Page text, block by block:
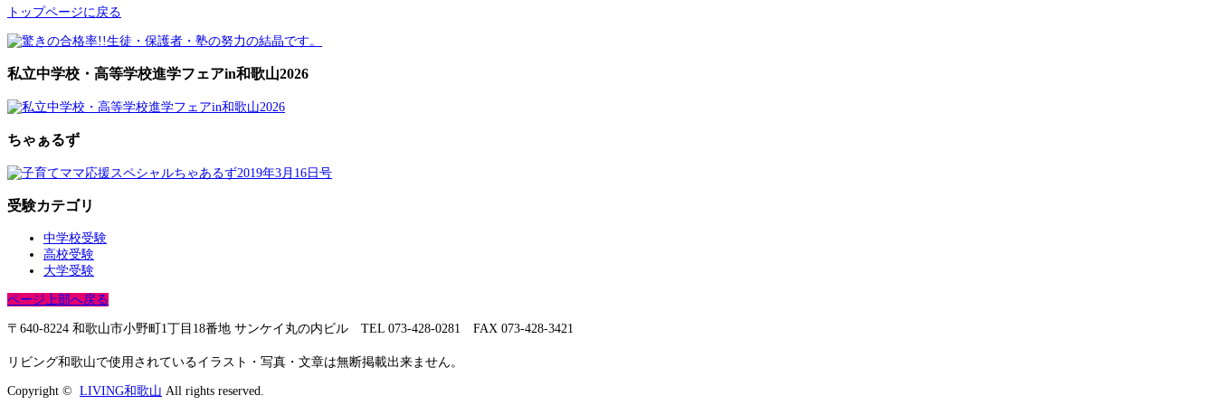
トップページに戻る
私立中学校・高等学校進学フェアin和歌山2026
ちゃぁるず
受験カテゴリ
中学校受験
高校受験
大学受験
ページ上部へ戻る
〒640-8224 和歌山市小野町1丁目18番地 サンケイ丸の内ビル TEL 073-428-0281 FAX 073-428-3421
リビング和歌山で使用されているイラスト・写真・文章は無断掲載出来ません。
Copyright © LIVING和歌山 All rights reserved.